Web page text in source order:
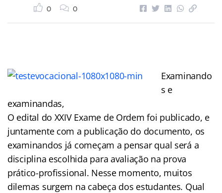
0 0
Examinando
s e
examinandas,
O edital do XXIV Exame de Ordem foi publicado, e
juntamente com a publicação do documento, os
examinandos já começam a pensar qual será a
disciplina escolhida para avaliação na prova
prático-profissional. Nesse momento, muitos
dilemas surgem na cabeça dos estudantes. Qual